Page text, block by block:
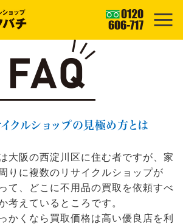
クルショップの見極め方とは
大阪の西淀川区に住む者ですが、家
りに複数のリサイクルショップが
て、どこに不用品の買取を依頼すべ
考えているところです。
かくなら買取価格は高い優良店を利